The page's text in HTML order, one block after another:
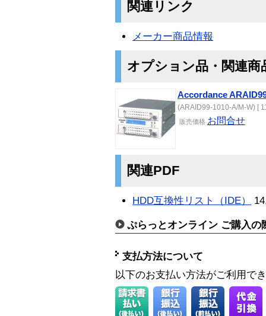
関連リンク
メーカー商品情報
オプション品・関連商
Accordance
(ARAID99-1010-A/M-W) [
販売価格 お問合せ
関連PDF
HDD互換性リスト（IDE）
ぷらっとオンライン ご購入の
支払方法について
以下のお支払い方法がご利用で